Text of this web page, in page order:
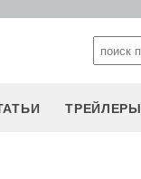
ТРЕЙЛЕРЫ